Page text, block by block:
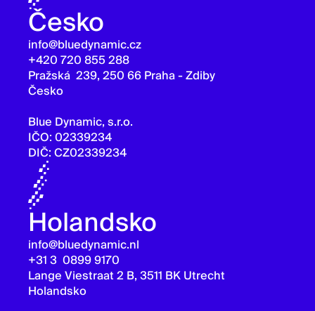
Česko
info@bluedynamic.cz
+420 720 855 288
Pražská 239, 250 66 Praha - Zdiby
Česko
Blue Dynamic, s.r.o.
IČO: 02339234
DIČ: CZ02339234
Holandsko
info@bluedynamic.nl
+31 3 0899 9170
Lange Viestraat 2 B, 3511 BK Utrecht
Holandsko